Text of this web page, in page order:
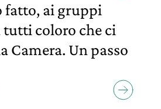
fatto, ai gruppi
coloro che ci
Camera. Un passo